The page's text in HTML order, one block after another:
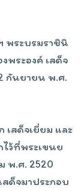
พระบรมราชินิ
พระองค์ เสด็จ
กันยายน พ.ศ.
เสด็จเยี่ยม และ
ว้ที่พระเขนย
พ.ศ. 2520
สด็จมาประกอบ